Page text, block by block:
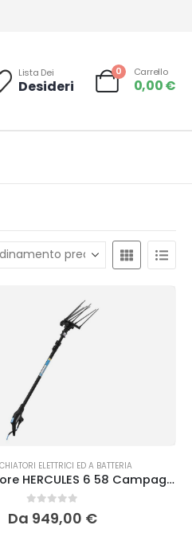
Lista Dei
Desideri
0 Carrello
0,00€
ELETTRICI ED A BATTERIA
Abbacchiatore HERCULES 6 58 Campagnola
Su 5
Da 949,00 €